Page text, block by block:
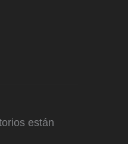
están